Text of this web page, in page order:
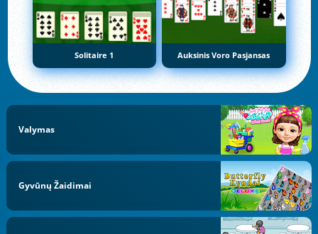
Solitaire 1 Auksinis Voro Pasjansas
Valymas
Gyvūnų Žaidimai